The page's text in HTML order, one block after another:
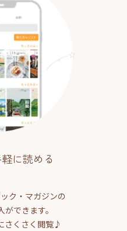
に読める
ク・マガジンの
できます。
さくさく閲覧♪